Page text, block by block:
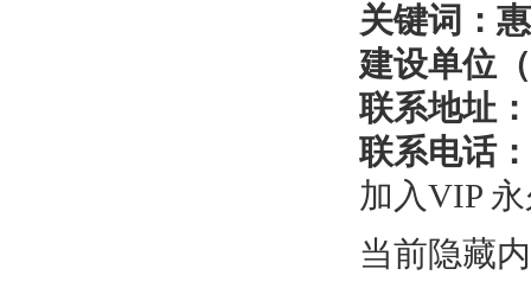
关键词：
建设单位
联系地址：
联系电话：
加入VIP
当前隐藏